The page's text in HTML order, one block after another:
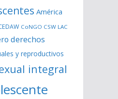
América
CoNGO CSW LAC
derechos
y reproductivos
integral